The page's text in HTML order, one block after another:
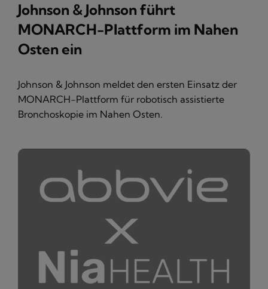
Johnson & Johnson führt
MONARCH-Plattform im Nahen
Osten ein
Johnson & Johnson meldet den ersten Einsatz der
MONARCH-Plattform für robotisch assistierte
Bronchoskopie im Nahen Osten.